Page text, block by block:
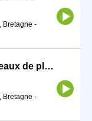
Bretagne -
Mécanicien / Mécanicienne de bateaux de plaisance (H/F)
Bretagne -